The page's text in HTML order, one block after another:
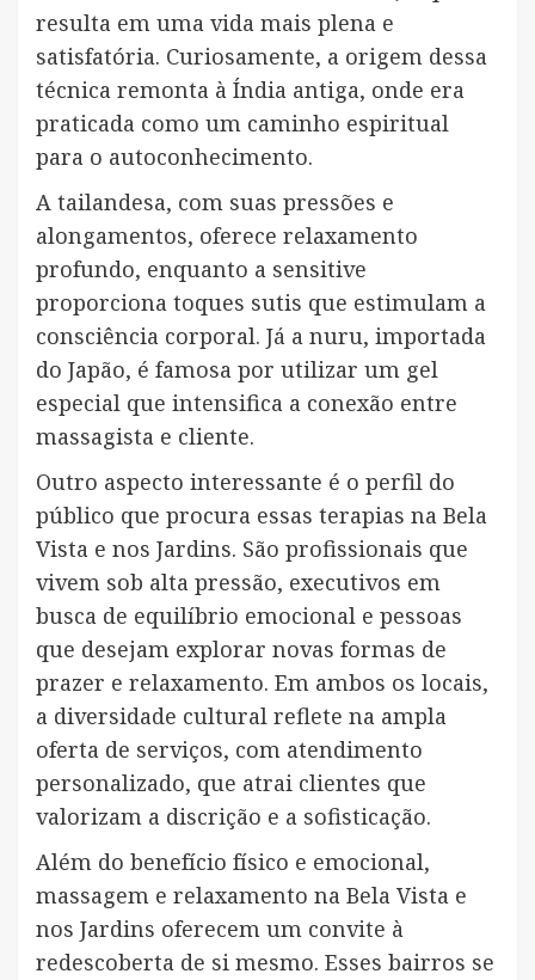
resulta em uma vida mais plena e
satisfatória. Curiosamente, a origem dessa
técnica remonta à Índia antiga, onde era
praticada como um caminho espiritual
para o autoconhecimento.
A tailandesa, com suas pressões e
alongamentos, oferece relaxamento
profundo, enquanto a sensitive
proporciona toques sutis que estimulam a
consciência corporal. Já a nuru, importada
do Japão, é famosa por utilizar um gel
especial que intensifica a conexão entre
massagista e cliente.
Outro aspecto interessante é o perfil do
público que procura essas terapias na Bela
Vista e nos Jardins. São profissionais que
vivem sob alta pressão, executivos em
busca de equilíbrio emocional e pessoas
que desejam explorar novas formas de
prazer e relaxamento. Em ambos os locais,
a diversidade cultural reflete na ampla
oferta de serviços, com atendimento
personalizado, que atrai clientes que
valorizam a discrição e a sofisticação.
Além do benefício físico e emocional,
massagem e relaxamento na Bela Vista e
nos Jardins oferecem um convite à
redescoberta de si mesmo. Esses bairros se